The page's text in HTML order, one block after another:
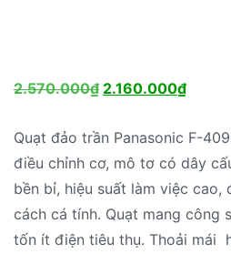
2.570.000₫ Giá
là:
2.570.000₫.
2.160.000₫Giá
tại
là:
Quạt đảo trần Panasonic F-
điều chỉnh cơ, mô tơ có dây
bền bỉ, hiệu suất làm việc
cách cá tính. Quạt mang công
tốn ít điện tiêu thụ. Thoải mái